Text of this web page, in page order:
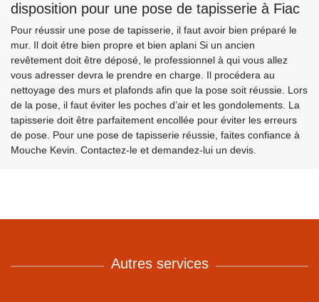
disposition pour une pose de tapisserie à Fiac
Pour réussir une pose de tapisserie, il faut avoir bien préparé le
mur. Il doit étre bien propre et bien aplani Si un ancien
revêtement doit être déposé, le professionnel à qui vous allez
vous adresser devra le prendre en charge. Il procédera au
nettoyage des murs et plafonds afin que la pose soit réussie. Lors
de la pose, il faut éviter les poches d’air et les gondolements. La
tapisserie doit être parfaitement encollée pour éviter les erreurs
de pose. Pour une pose de tapisserie réussie, faites confiance à
Mouche Kevin. Contactez-le et demandez-lui un devis.
Autres services